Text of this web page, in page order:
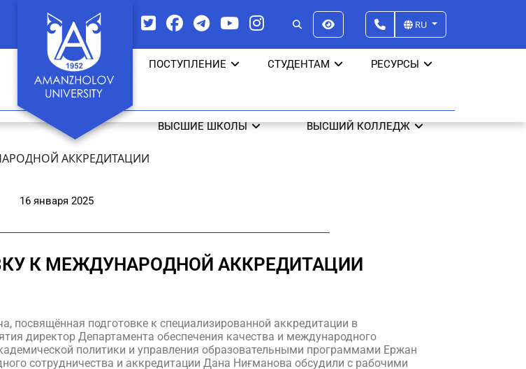
RU
ПОСТУПЛЕНИЕ СТУДЕНТАМ РЕСУРСЫ
ВЫСШИЕ ШКОЛЫ ВЫСШИЙ КОЛЛЕДЖ
АККРЕДИТАЦИИ
16 января 2025
К МЕЖДУНАРОДНОЙ АККРЕДИТАЦИИ
посвящённая подготовке к специализированной аккредитации в
директор Департамента обеспечения качества и международного
политики и управления образовательными программами Ержан
сотрудничества и аккредитации Дана Ниғманова обсудили с рабочими